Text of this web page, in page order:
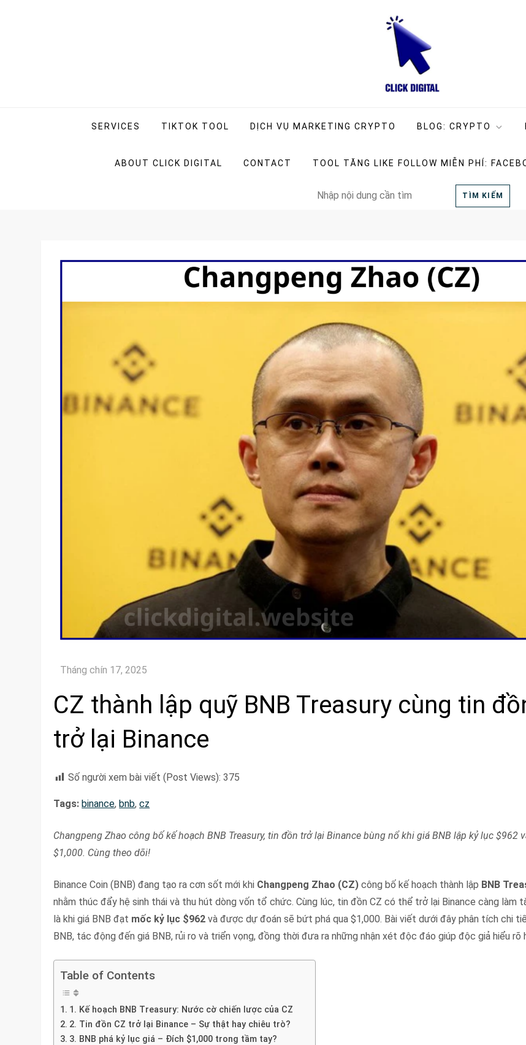
SERVICES TIKTOK TOOL DỊCH VỤ MARKETING CRYPTO BLOG: CRYPTO
ABOUT CLICK DIGITAL CONTACT TOOL TĂNG LIKE FOLLOW MIỄN PHÍ:
Search
TÌM KIẾM
CZ thành lập quỹ BNB Treasury cùng tin
trở lại Binance
Số người xem bài viết (Post Views): 375
Tags:binance,bnb,cz
Changpeng Zhao công bố kế hoạch BNB Treasury, tin đồn trở lại Binance bùng nổ khi giá BNB lập kỷ lục $962
$1,000. Cùng theo dõi!
Binance Coin (BNB) đang tạo ra cơn sốt mới khi Changpeng Zhao (CZ) công bố kế hoạch thành lập BNB
nhằm thúc đẩy hệ sinh thái và thu hút dòng vốn tổ chức. Cùng lúc, tin đồn CZ có thể trở lại Binance càng làm
là khi giá BNB đạt mốc kỷ lục $962 và được dự đoán sẽ bứt phá qua $1,000. Bài viết dưới đây phân tích chi
BNB, tác động đến giá BNB, rủi ro và triển vọng, đồng thời đưa ra những nhận xét độc đáo giúp độc giả hiểu rõ
Table of Contents
1. Kế hoạch BNB Treasury: Nước cờ chiến lược của CZ
2. Tin đồn CZ trở lại Binance – Sự thật hay chiêu trò?
3. BNB phá kỷ lục giá – Đích $1,000 trong tầm tay?